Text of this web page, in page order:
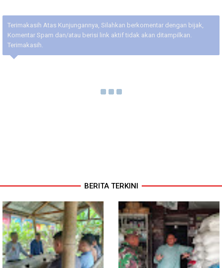
Terimakasih Atas Kunjungannya, Silahkan berkomentar dengan bijak,
Komentar Spam dan/atau berisi link aktif tidak akan ditampilkan.
Terimakasih.
BERITA TERKINI